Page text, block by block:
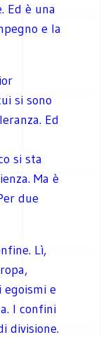
Ed è una
e la
si sono
Ed
si sta
Ma è
due
Lì,
e
I confini
divisione.